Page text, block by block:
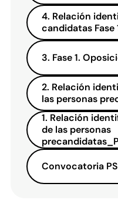
4. Relación
candidatas Fase
3. Fase 1.
2. Relación
las personas
1. Relación
de las personas
Convocatoria